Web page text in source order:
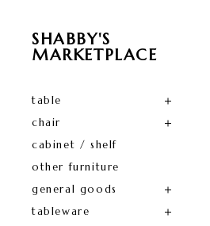
SHABBY'S
MARKETPLACE
table
chair
cabinet / shelf
other furniture
general goods
tableware